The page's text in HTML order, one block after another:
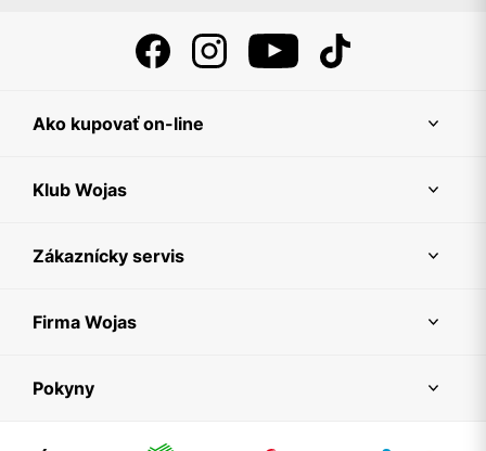
Ako kupovať on-line
Klub Wojas
Zákaznícky servis
Firma Wojas
Pokyny